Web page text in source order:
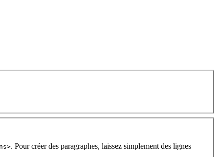
. Pour créer des paragraphes, laissez simplement des lignes